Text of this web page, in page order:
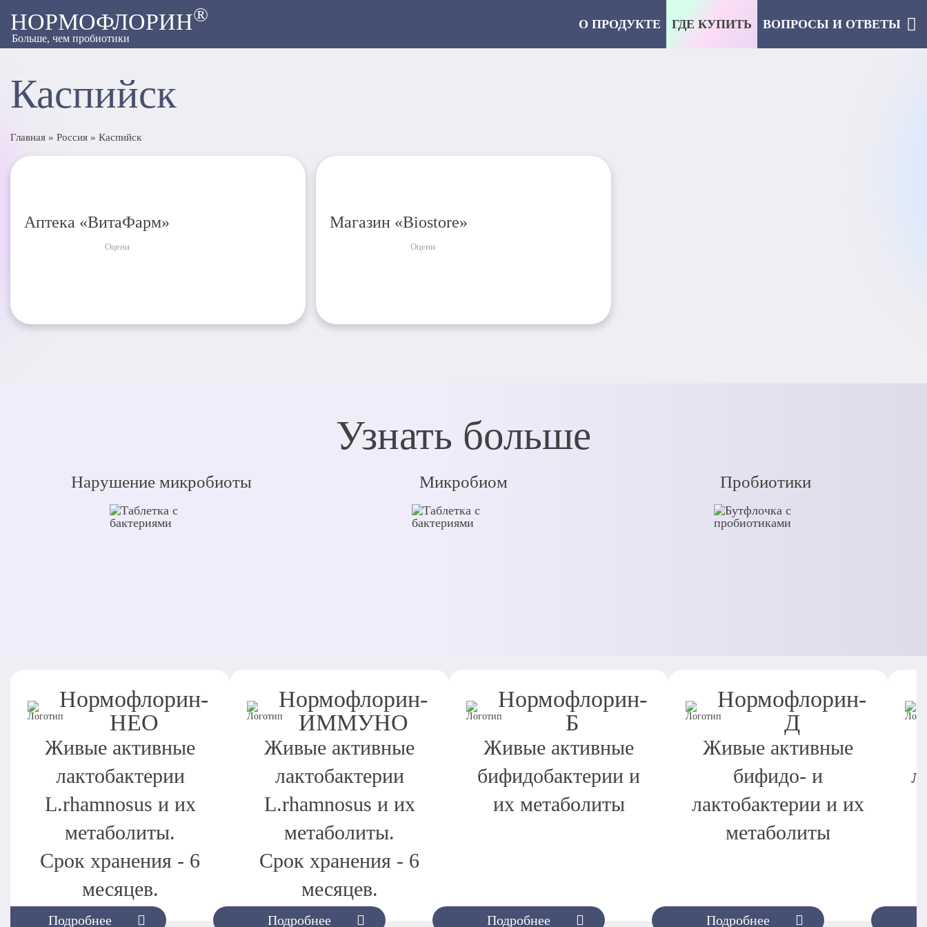
НОРМОФЛОРИН®
Больше, чем пробиотики
О ПРОДУКТЕ ГДЕ КУПИТЬ ВОПРОСЫ И ОТВЕТЫ
Каспийск
Главная » Россия » Каспийск
Аптека «ВитаФарм»
Оцени
Магазин «Biostore»
Оцени
Узнать больше
Нарушение микробиоты Микробиом Пробиотики
Подробнее
Нормофлорин-
НЕО
Живые активные
лактобактерии
L.rhamnosus и их
метаболиты.
Срок хранения - 6
месяцев.
Подробнее
Нормофлорин-
ИММУНО
Живые активные
лактобактерии
L.rhamnosus и их
метаболиты.
Срок хранения - 6
месяцев.
Подробнее
Нормофлорин-
Б
Живые активные
бифидобактерии и
их метаболиты
Подробнее
Нормофлорин-
Д
Живые активные
бифидо- и
лактобактерии и их
метаболиты